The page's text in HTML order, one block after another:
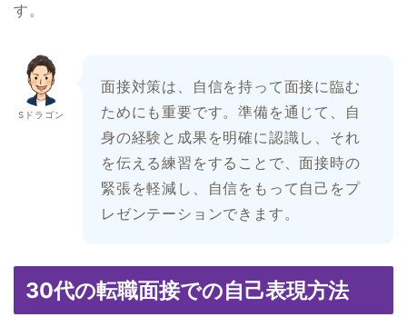
す。
Sドラゴン
面接対策は、自信を持って面接に臨む
ためにも重要です。準備を通じて、自
身の経験と成果を明確に認識し、それ
を伝える練習をすることで、面接時の
緊張を軽減し、自信をもって自己をプ
レゼンテーションできます。
30代の転職面接での自己表現方法